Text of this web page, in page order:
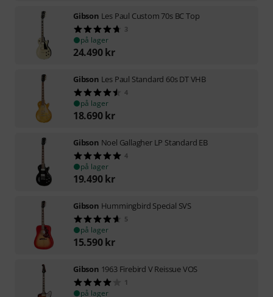
Gibson Les Paul Custom 70s BC Top
3
på lager
24.490 kr
Gibson Les Paul Standard 60s DT VHB
4
på lager
18.690 kr
Gibson Noel Gallagher LP Standard EB
4
på lager
19.490 kr
Gibson Hummingbird Special SVS
5
på lager
15.590 kr
Gibson 1963 Firebird V Reissue VOS
1
på lager